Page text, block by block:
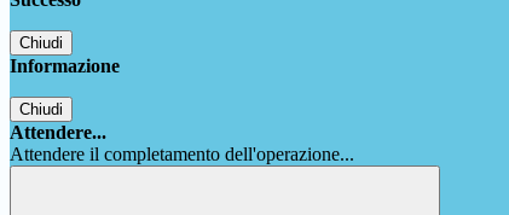
Chiudi
Informazione
Chiudi
Attendere...
Attendere il completamento dell'operazione...